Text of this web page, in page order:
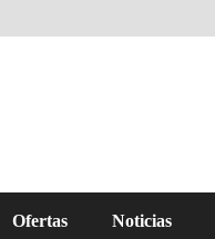
Ofertas Noticias